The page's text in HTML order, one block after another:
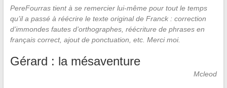
PereFourras tient à se remercier lui-même pour tout le temps
qu’il a passé à réécrire le texte original de Franck : correction
d’immondes fautes d’orthographes, réécriture de phrases en
français correct, ajout de ponctuation, etc. Merci moi.
Gérard : la mésaventure
Mcleod